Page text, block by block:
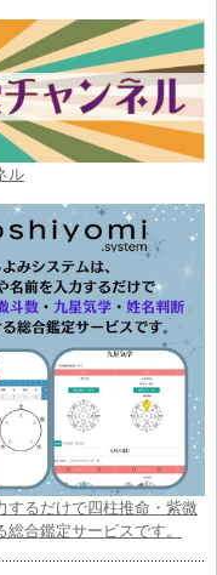
ル
するだけで四柱推命・紫微
合鑑定サービスです。